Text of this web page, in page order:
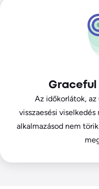
Az időkorlátok, az
visszaesési
alkalmazásod nem